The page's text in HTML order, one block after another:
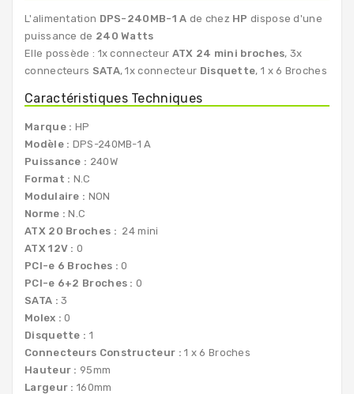
L'alimentation DPS-240MB-1 A de chez HP dispose d'une
puissance de 240 Watts
Elle possède : 1x connecteur ATX 24 mini broches, 3x
connecteurs SATA, 1x connecteur Disquette, 1 x 6 Broches
Caractéristiques Techniques
Marque : HP
Modèle : DPS-240MB-1 A
Puissance : 240W
Format : N.C
Modulaire : NON
Norme :N.C
ATX 20 Broches : 24 mini
ATX 12V : 0
PCI-e 6 Broches :0
PCI-e 6+2 Broches : 0
SATA :3
Molex :0
Disquette : 1
Connecteurs Constructeur :1 x 6 Broches
Hauteur : 95mm
Largeur : 160mm